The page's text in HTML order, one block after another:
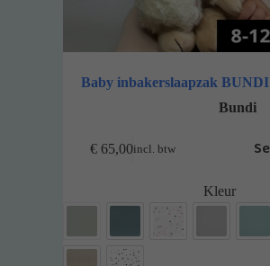
Baby inbakerslaapzak BUNDI
Bundi
€65,00incl. btw
Kleur